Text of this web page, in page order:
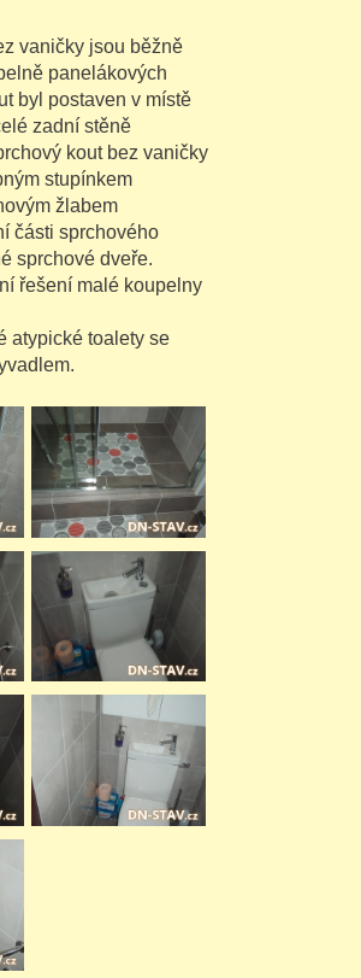
vaničky jsou běžně
panelákových
byl postaven v místě
zadní stěně
kout bez vaničky
stupínkem
žlabem
části sprchového
sprchové dveře.
řešení malé koupelny
atypické toalety se